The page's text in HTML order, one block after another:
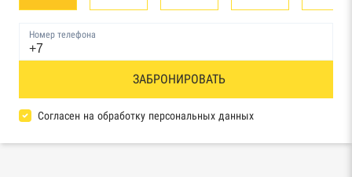
банкротстве физических лиц
Реестр товарных знаков и знаков обслуживания
Роспатента
Номер телефона
ЗАБРОНИРОВАТЬ
Согласен на обработку персональных данных